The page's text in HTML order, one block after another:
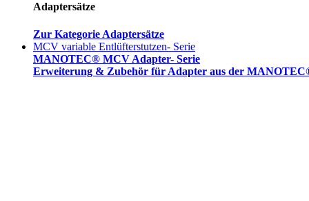
Adaptersätze
Zur Kategorie Adaptersätze
MCV variable Entlüfterstutzen- Serie
MANOTEC® MCV Adapter- Serie
Erweiterung & Zubehör für Adapter aus der